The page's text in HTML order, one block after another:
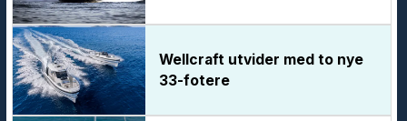
Wellcraft utvider med to nye
33-fotere